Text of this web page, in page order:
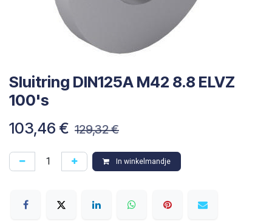
Sluitring DIN125A M42 8.8 ELVZ
100's
103,46 € 129,32€
In winkelmandje